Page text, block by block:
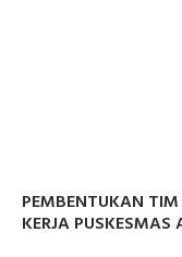
PEMBENTUKAN
KERJA PUSKESMAS